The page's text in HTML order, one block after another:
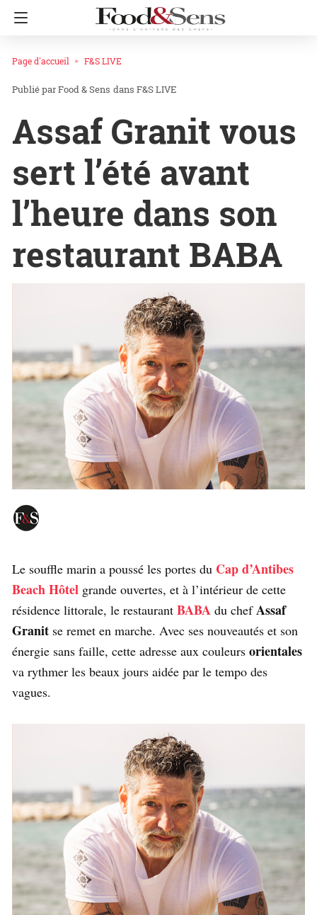
Page d'accueil F&S LIVE
Food & Sens dans F&S LIVE
Assaf Granit vous
sert l’été avant
l’heure dans son
restaurant BABA
Le souffle marin a poussé les portes du Cap d’Antibes
Beach Hôtel grande ouvertes, et à l’intérieur de cette
résidence littorale, le restaurant BABA du chefAssaf
Granit se remet en marche. Avec ses nouveautés et son
énergie sans faille, cette adresse aux couleurs orientales
va rythmer les beaux jours aidée par le tempo des
vagues.